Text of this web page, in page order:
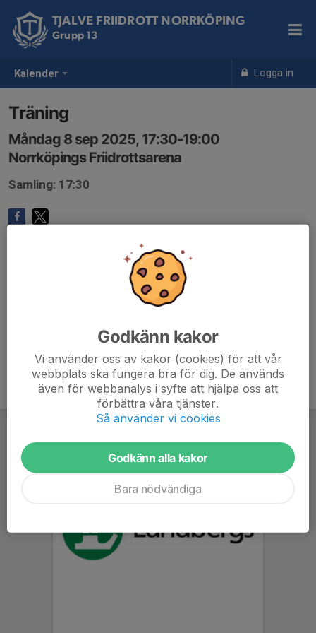
Kalender Logga in
TJALVE FRIIDROTT NORRKÖPING
Grupp 13
Träning
Måndag 8 sep 2025, 17:30-19:00
Norrköpings Friidrottsarena
Samling: 17:30
Godkänn kakor
Vi använder oss av kakor (cookies) för att vår
webbplats ska fungera bra för dig. De används
även för webbanalys i syfte att hjälpa oss att
förbättra våra tjänster.
Så använder vi cookies
Godkänn alla kakor
Bara nödvändiga